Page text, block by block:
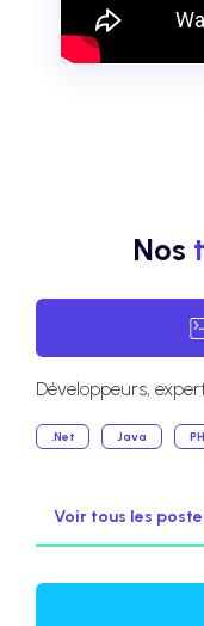
Nos
Développeurs,
.Net Java
Voir tous les